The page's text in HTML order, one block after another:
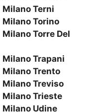
Milano Terni
Milano Torino
Milano Torre Del
Milano Trapani
Milano Trento
Milano Treviso
Milano Trieste
Milano Udine